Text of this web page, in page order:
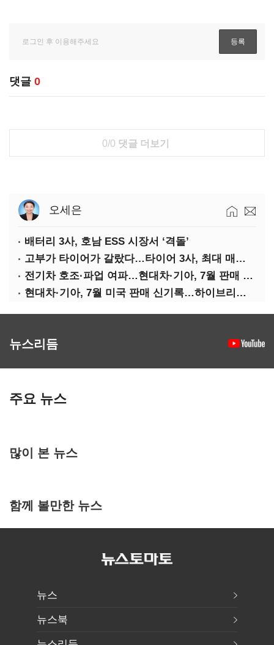
댓글 0
0/0 댓글 더보기
오세은
배터리 3사, 호남 ESS 시장서 ‘격돌’
고부가 타이어가 갈랐다…타이어 3사, 최대 매출에도 영업익 희비
전기차 호조·파업 여파…현대차·기아, 7월 판매 희비
현대차·기아, 7월 미국 판매 신기록…하이브리드 효과
뉴스리듬
주요 뉴스
많이 본 뉴스
함께 볼만한 뉴스
뉴스
뉴스북